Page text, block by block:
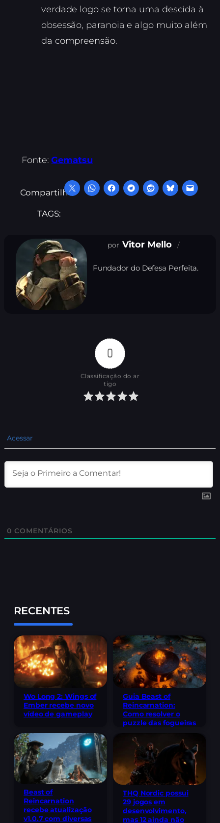
verdade logo se torna uma descida à
obsessão, paranoia e algo muito além
da compreensão.
Fonte:Gematsu
Compartilhe:
TAGS:
Vitor Mello
Fundador do Defesa Perfeita.
0
Classificação do ar
tigo
Acessar
0 COMENTÁRIOS
RECENTES
Wo Long 2: Wings of
Ember recebe novo
vídeo de gameplay
Guia Beast of
Reincarnation:
Como resolver o
puzzle das fogueiras
Beast of
Reincarnation
recebe atualização
v1.0.7 com diversas
THQ Nordic possui
29 jogos em
desenvolvimento,
mas 12 ainda não